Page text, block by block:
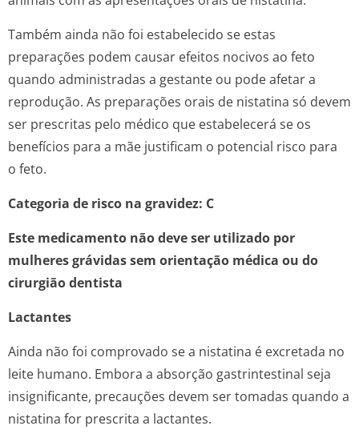
Também ainda não foi estabelecido se estas
preparações podem causar efeitos nocivos ao feto
quando administradas a gestante ou pode afetar a
reprodução. As preparações orais de nistatina só devem
ser prescritas pelo médico que estabelecerá se os
benefícios para a mãe justificam o potencial risco para
o feto.
Categoria de risco na gravidez: C
Este medicamento não deve ser utilizado por
mulheres grávidas sem orientação médica ou do
cirurgião dentista
Lactantes
Ainda não foi comprovado se a nistatina é excretada no
leite humano. Embora a absorção gastrintestinal seja
insignificante, precauções devem ser tomadas quando a
nistatina for prescrita a lactantes.